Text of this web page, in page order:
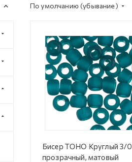
По умолчанию (убывание)
Бисер TOHO Круглый 3/0
прозрачный, матовый